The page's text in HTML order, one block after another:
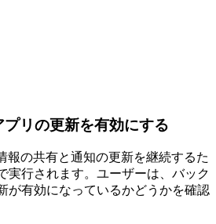
リの更新を有効にする
報の共有と通知の更新を継続するた
実行されます。ユーザーは、バック
が有効になっているかどうかを確認